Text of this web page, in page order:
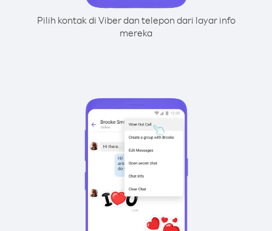
Pilih kontak di Viber dan telepon dari layar info
mereka